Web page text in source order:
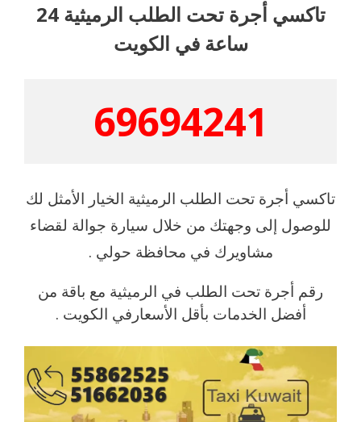
تاكسي أجرة تحت الطلب الرميثية 24
ساعة في الكويت
69694241
تاكسي أجرة تحت الطلب الرميثية الخيار الأمثل لك
للوصول إلى وجهتك من خلال سيارة جوالة لقضاء
مشاويرك في محافظة حولي .
رقم أجرة تحت الطلب في الرميثية مع باقة من
أفضل الخدمات بأقل الأسعارفي الكويت .